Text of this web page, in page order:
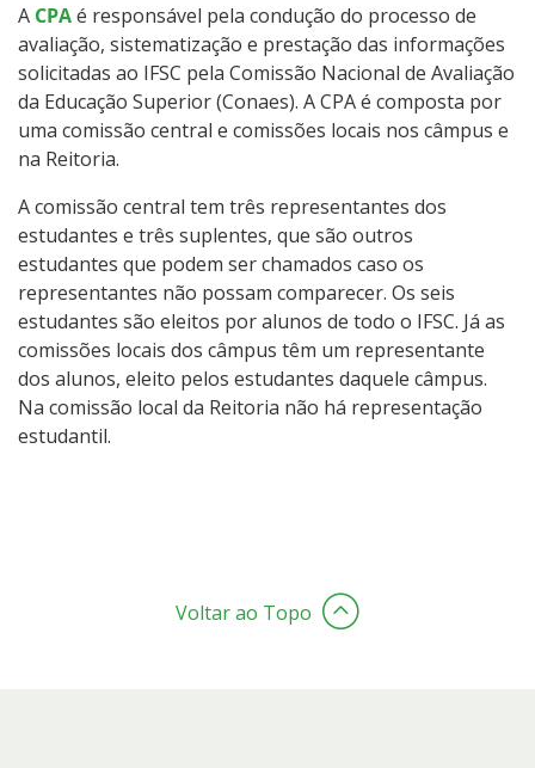
A CPAé responsável pela condução do processo de
avaliação, sistematização e prestação das informações
solicitadas ao IFSC pela Comissão Nacional de Avaliação
da Educação Superior (Conaes). A CPA é composta por
uma comissão central e comissões locais nos câmpus e
na Reitoria.
A comissão central tem três representantes dos
estudantes e três suplentes, que são outros
estudantes que podem ser chamados caso os
representantes não possam comparecer. Os seis
estudantes são eleitos por alunos de todo o IFSC. Já as
comissões locais dos câmpus têm um representante
dos alunos, eleito pelos estudantes daquele câmpus.
Na comissão local da Reitoria não há representação
estudantil.
Voltar ao Topo